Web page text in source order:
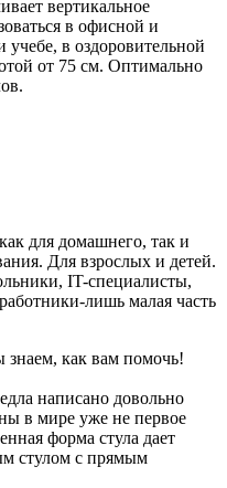
вертикальное
в офисной и
учебе, в оздоровительной
от 75 см. Оптимально
для домашнего, так и
Для взрослых и детей.
IT-специалисты,
лишь малая часть
знаем, как вам помочь!
написано довольно
в мире уже не первое
форма стула дает
стулом с прямым